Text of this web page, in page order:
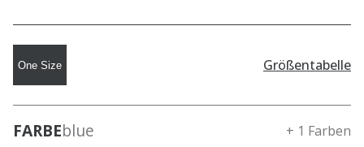
One Size Größentabelle
FARBEblue + 1 Farben